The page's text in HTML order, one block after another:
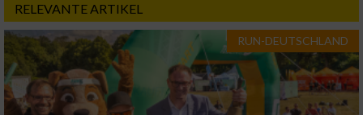
RELEVANTE ARTIKEL
RUN-DEUTSCHLAND
Messung der Werbeleistung
Messung der Performance von Inhalten
Analyse von Zielgruppen durch Statistiken